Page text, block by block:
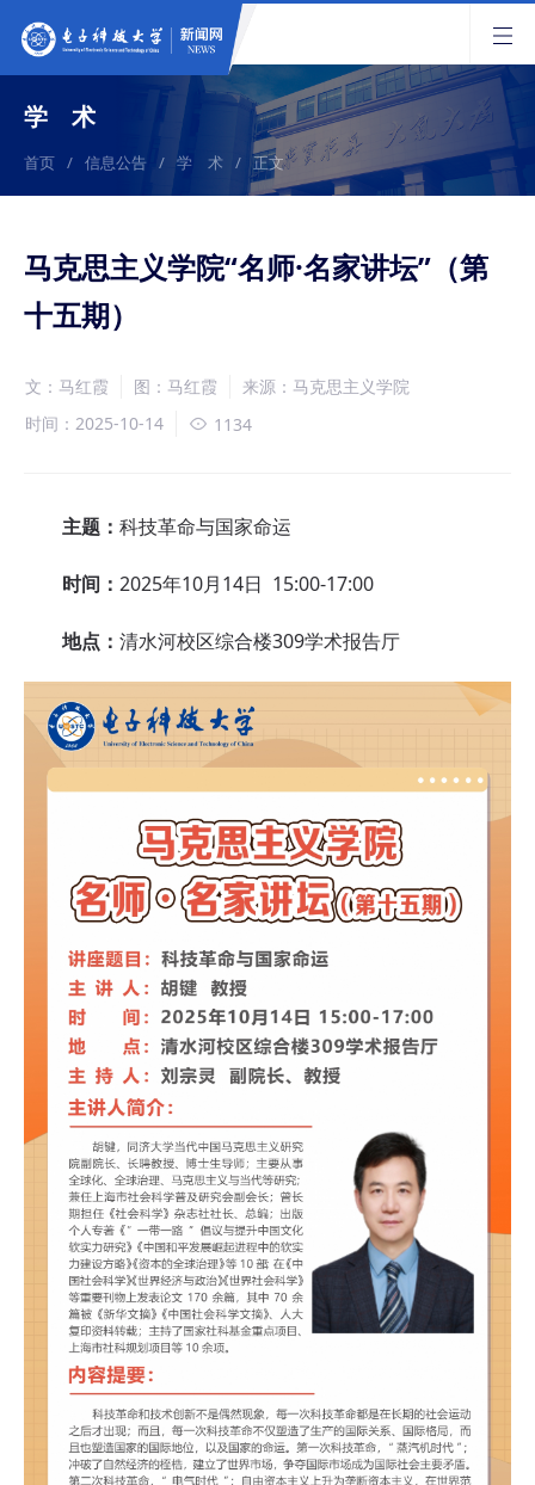
学 术
首页 / 信息公告 / 学 术 / 正文
马克思主义学院“名师·名家讲坛”（第
十五期）
文：马红霞 图：马红霞
来源：马克思主义学院
时间：2025-10-14
1134
主题： 科技革命与国家命运
时间： 2025年10月14日 15:00-17:00
地点： 清水河校区综合楼309学术报告厅